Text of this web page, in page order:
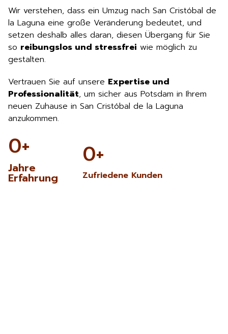
Wir verstehen, dass ein Umzug nach San Cristóbal de
la Laguna eine große Veränderung bedeutet, und
setzen deshalb alles daran, diesen Übergang für Sie
so reibungslos und stressfrei wie möglich zu
gestalten.
Vertrauen Sie auf unsere Expertise und
Professionalität, um sicher aus Potsdam in Ihrem
neuen Zuhause in San Cristóbal de la Laguna
anzukommen.
0+
Jahre
Erfahrung
0+
Zufriedene Kunden